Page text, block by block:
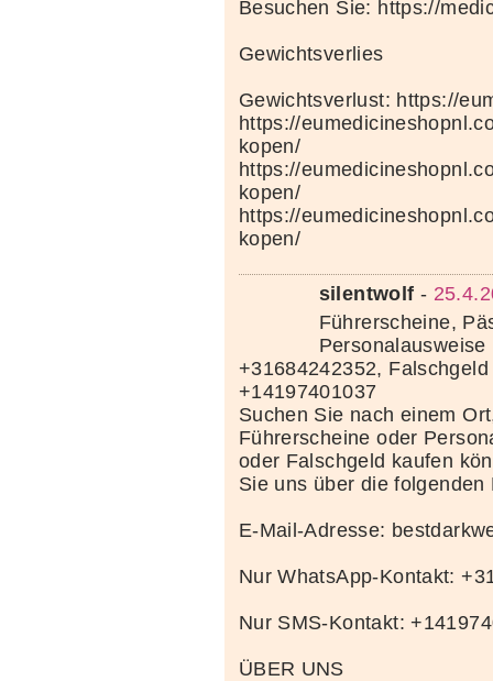
Besuchen Sie: https://
Gewichtsverlies
Gewichtsverlust: https://
https://
kopen/
https://
kopen/
https://
kopen/
silentwolf -
Führerscheine,
+31684242352,
+14197401037
Suchen Sie nach einem
Führerscheine oder
oder Falschgeld kaufen
Sie uns über die folgenden
E-Mail-Adresse:
Nur WhatsApp-Kontakt:
Nur SMS-Kontakt:
ÜBER UNS